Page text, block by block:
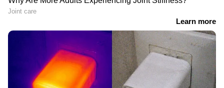
ആദ്യദിനം ശ്രീലങ്കയ്ക്ക് യൂണിവേഴ്സ് ബോസ്